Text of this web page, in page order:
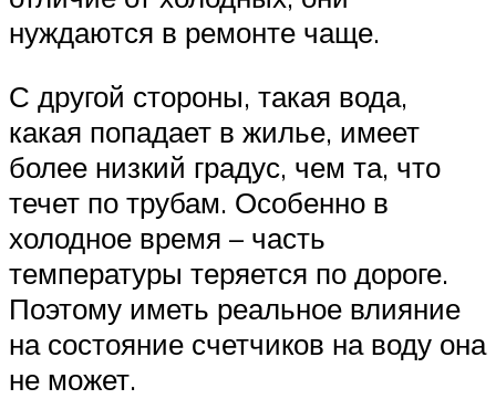
нуждаются в ремонте чаще.
С другой стороны, такая вода,
какая попадает в жилье, имеет
более низкий градус, чем та, что
течет по трубам. Особенно в
холодное время – часть
температуры теряется по дороге.
Поэтому иметь реальное влияние
на состояние счетчиков на воду она
не может.